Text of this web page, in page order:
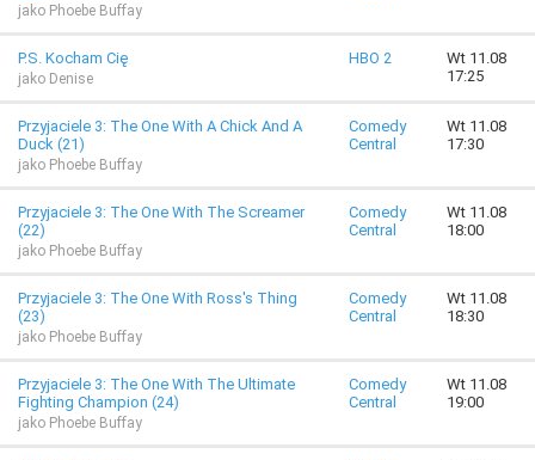
jako Phoebe Buffay
P.S. Kocham Cię
jako Denise
HBO 2
Wt 11.08
17:25
Przyjaciele 3: The One With A Chick And A
Duck (21)
jako Phoebe Buffay
Comedy
Central
Wt 11.08
17:30
Przyjaciele 3: The One With The Screamer
(22)
jako Phoebe Buffay
Comedy
Central
Wt 11.08
18:00
Przyjaciele 3: The One With Ross's Thing
(23)
jako Phoebe Buffay
Comedy
Central
Wt 11.08
18:30
Przyjaciele 3: The One With The Ultimate
Fighting Champion (24)
jako Phoebe Buffay
Comedy
Central
Wt 11.08
19:00